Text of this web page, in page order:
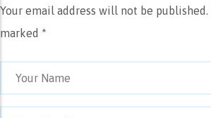
Your email address will not be published.
marked *